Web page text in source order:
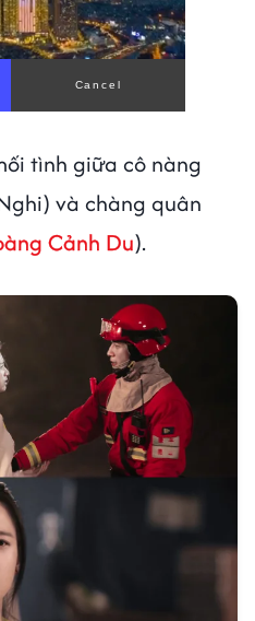
tình giữa cô nàng
và chàng quân
Cảnh Du).